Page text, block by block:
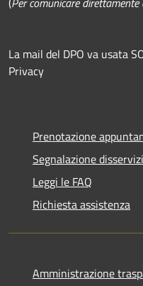
La mail del DPO va usata
Privacy
Prenotazione
Segnalazione
Leggi le FAQ
Richiesta assistenza
Amministrazione